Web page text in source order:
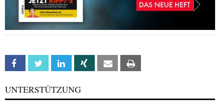
Facebook Twitter Linkedin Xing Email
UNTERSTÜTZUNG